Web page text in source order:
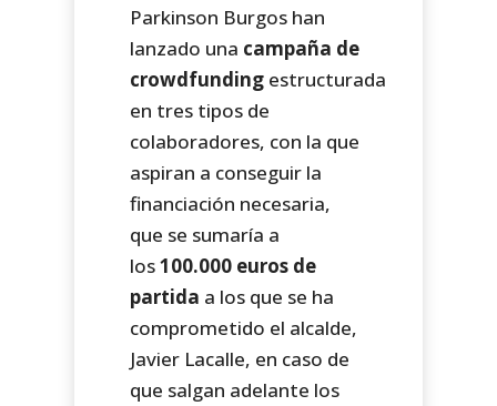
Parkinson Burgos han
lanzado una campaña de
crowdfunding estructurada
en tres tipos de
colaboradores, con la que
aspiran a conseguir la
financiación necesaria,
que se sumaría a
los100.000 euros de
partida a los que se ha
comprometido el alcalde,
Javier Lacalle, en caso de
que salgan adelante los